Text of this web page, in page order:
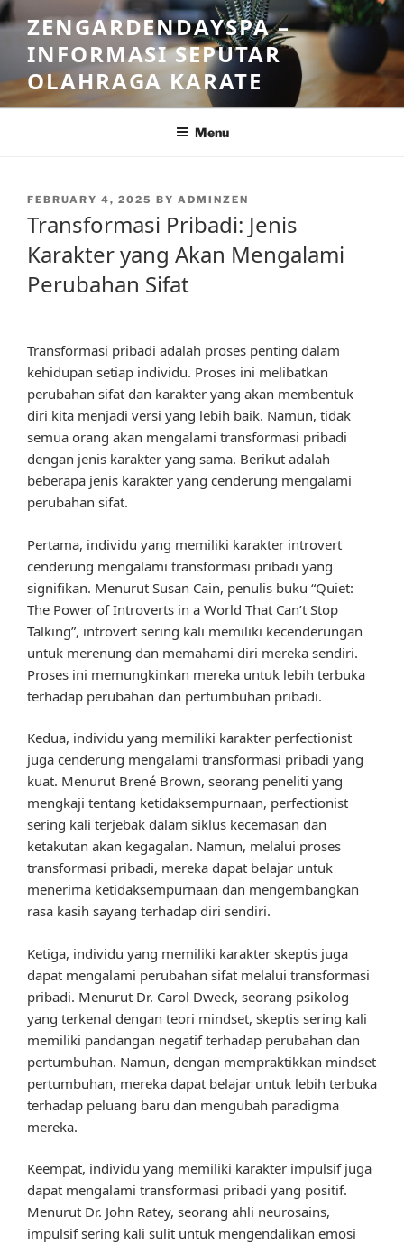
Skip
to
content
ZENGARDENDAYSPA –
INFORMASI SEPUTAR
OLAHRAGA KARATE
Menu
POSTED
FEBRUARY 4, 2025 BY ADMINZEN
Transformasi Pribadi: Jenis
Karakter yang Akan Mengalami
Perubahan Sifat
Transformasi pribadi adalah proses penting dalam
kehidupan setiap individu. Proses ini melibatkan
perubahan sifat dan karakter yang akan membentuk
diri kita menjadi versi yang lebih baik. Namun, tidak
semua orang akan mengalami transformasi pribadi
dengan jenis karakter yang sama. Berikut adalah
beberapa jenis karakter yang cenderung mengalami
perubahan sifat.
Pertama, individu yang memiliki karakter introvert
cenderung mengalami transformasi pribadi yang
signifikan. Menurut Susan Cain, penulis buku “Quiet:
The Power of Introverts in a World That Can’t Stop
Talking”, introvert sering kali memiliki kecenderungan
untuk merenung dan memahami diri mereka sendiri.
Proses ini memungkinkan mereka untuk lebih terbuka
terhadap perubahan dan pertumbuhan pribadi.
Kedua, individu yang memiliki karakter perfectionist
juga cenderung mengalami transformasi pribadi yang
kuat. Menurut Brené Brown, seorang peneliti yang
mengkaji tentang ketidaksempurnaan, perfectionist
sering kali terjebak dalam siklus kecemasan dan
ketakutan akan kegagalan. Namun, melalui proses
transformasi pribadi, mereka dapat belajar untuk
menerima ketidaksempurnaan dan mengembangkan
rasa kasih sayang terhadap diri sendiri.
Ketiga, individu yang memiliki karakter skeptis juga
dapat mengalami perubahan sifat melalui transformasi
pribadi. Menurut Dr. Carol Dweck, seorang psikolog
yang terkenal dengan teori mindset, skeptis sering kali
memiliki pandangan negatif terhadap perubahan dan
pertumbuhan. Namun, dengan mempraktikkan mindset
pertumbuhan, mereka dapat belajar untuk lebih terbuka
terhadap peluang baru dan mengubah paradigma
mereka.
Keempat, individu yang memiliki karakter impulsif juga
dapat mengalami transformasi pribadi yang positif.
Menurut Dr. John Ratey, seorang ahli neurosains,
impulsif sering kali sulit untuk mengendalikan emosi